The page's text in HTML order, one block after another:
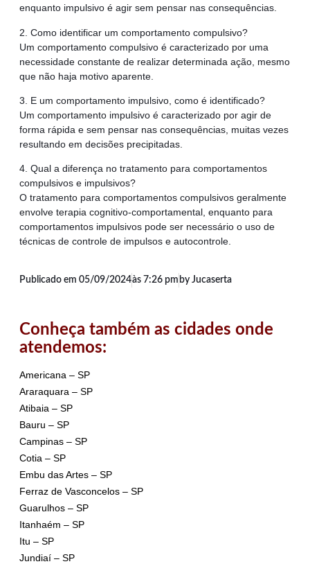
enquanto impulsivo é agir sem pensar nas consequências.
2. Como identificar um comportamento compulsivo?
Um comportamento compulsivo é caracterizado por uma
necessidade constante de realizar determinada ação, mesmo
que não haja motivo aparente.
3. E um comportamento impulsivo, como é identificado?
Um comportamento impulsivo é caracterizado por agir de
forma rápida e sem pensar nas consequências, muitas vezes
resultando em decisões precipitadas.
4. Qual a diferença no tratamento para comportamentos
compulsivos e impulsivos?
O tratamento para comportamentos compulsivos geralmente
envolve terapia cognitivo-comportamental, enquanto para
comportamentos impulsivos pode ser necessário o uso de
técnicas de controle de impulsos e autocontrole.
Publicado em 05/09/2024às 7:26 pm by Jucaserta
Conheça também as cidades onde
atendemos:
Americana – SP
Araraquara – SP
Atibaia – SP
Bauru – SP
Campinas – SP
Cotia – SP
Embu das Artes – SP
Ferraz de Vasconcelos – SP
Guarulhos – SP
Itanhaém – SP
Itu – SP
Jundiaí – SP